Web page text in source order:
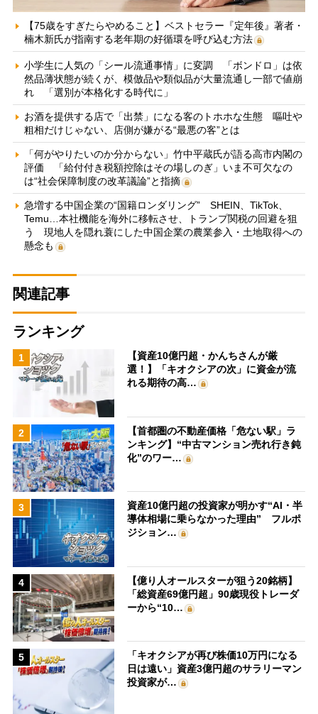
【75歳をすぎたらやめること】ベストセラー『定年後』著者・
楠木新氏が指南する老年期の好循環を呼び込む方法
小学生に人気の「シール流通事情」に変調 「ボンドロ」は依
然品薄状態が続くが、模倣品や類似品が大量流通し一部で値崩
れ 「選別が本格化する時代に」
お酒を提供する店で「出禁」になる客のトホホな生態 嘔吐や
粗相だけじゃない、店側が嫌がる“最悪の客”とは
「何がやりたいのか分からない」竹中平蔵氏が語る高市内閣の
評価 「給付付き税額控除はその場しのぎ」いま不可欠なの
は“社会保障制度の改革議論”と指摘
急増する中国企業の“国籍ロンダリング” SHEIN、TikTok、
Temu…本社機能を海外に移転させ、トランプ関税の回避を狙
う 現地人を隠れ蓑にした中国企業の農業参入・土地取得への
懸念も
関連記事
ランキング
1
【資産10億円超・かんちさんが厳
選！】「キオクシアの次」に資金が流
れる期待の高…
2
【首都圏の不動産価格「危ない駅」ラ
ンキング】“中古マンション売れ行き鈍
化”のワー…
3
資産10億円超の投資家が明かす“AI・半
導体相場に乗らなかった理由” フルポ
ジション…
4
【億り人オールスターが狙う20銘柄】
「総資産69億円超」90歳現役トレーダ
ーから“10…
5
「キオクシアが再び株価10万円になる
日は遠い」資産3億円超のサラリーマン
投資家が…